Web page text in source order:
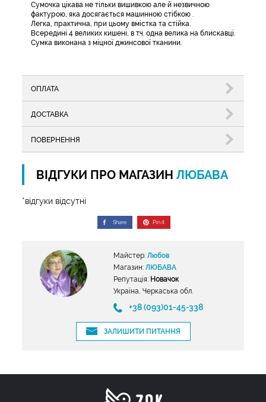
Сумочка цікава не тільки вишивкою але й незвичною
фактурою, яка досягається машинною стібкою .
Легка, практична, при цьому вмістка та стійка.
Всередині 4 великих кишені, в т.ч. одна велика на блискавці.
Сумка виконана з міцної джинсової тканини.
ОПЛАТА
ДОСТАВКА
ПОВЕРНЕННЯ
ВІДГУКИ ПРО МАГАЗИН ЛЮБАВА
*відгуки відсутні
Share Pin it
Майстер: Любов
Магазин: ЛЮБАВА
Репутація: Новачок
Україна, Черкаська обл.
+38 (093)01-45-338
ЗАЛИШИТИ ПИТАННЯ